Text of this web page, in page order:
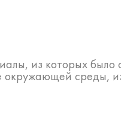
из которых было
среды,